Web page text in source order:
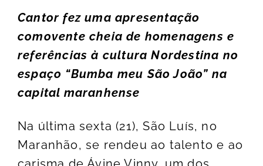
Cantor fez uma apresentação
comovente cheia de homenagens e
referências à cultura Nordestina no
espaço “Bumba meu São João” na
capital maranhense
Na última sexta (21), São Luís, no
Maranhão, se rendeu ao talento e ao